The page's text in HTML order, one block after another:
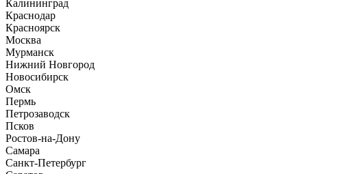
Калининград
Краснодар
Красноярск
Москва
Мурманск
Нижний Новгород
Новосибирск
Омск
Пермь
Петрозаводск
Псков
Ростов-на-Дону
Самара
Санкт-Петербург